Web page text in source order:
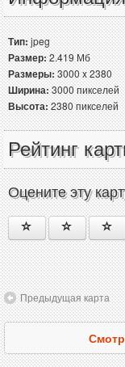
Тип:jpeg
Размер:2.419 Мб
Размеры:3000 x 2380
Ширина:3000 пикселей
Высота:2380 пикселей
Рейтинг
Оцените эту
Предыдущая карта